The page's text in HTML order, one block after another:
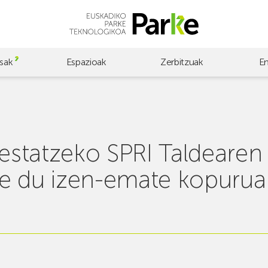
Espazioak Zerbitzuak
SPRI
du izen-emate kopurua